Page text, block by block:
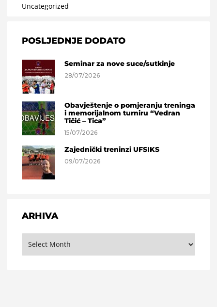
Uncategorized
POSLJEDNJE DODATO
Seminar za nove suce/sutkinje
28/07/2026
Obavještenje o pomjeranju treninga
i memorijalnom turniru “Vedran
Tičić – Tica”
15/07/2026
Zajednički treninzi UFSIKS
09/07/2026
ARHIVA